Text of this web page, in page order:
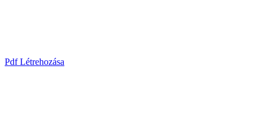
Pdf Létrehozása